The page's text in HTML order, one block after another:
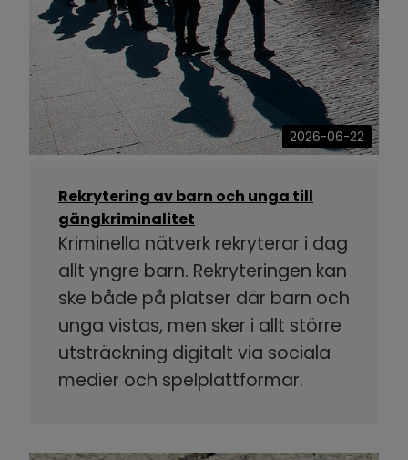
2026-06-22
Rekrytering av barn och unga till
gängkriminalitet
Kriminella nätverk rekryterar i dag
allt yngre barn. Rekryteringen kan
ske både på platser där barn och
unga vistas, men sker i allt större
utsträckning digitalt via sociala
medier och spelplattformar.